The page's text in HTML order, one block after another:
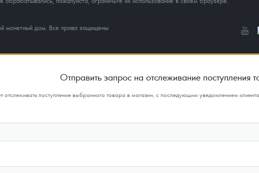
монетный дом. Все права защищены
Отправить запрос на отслеживание поступления
отслеживать поступление выбранного товара в магазин, с последующим уведомлением